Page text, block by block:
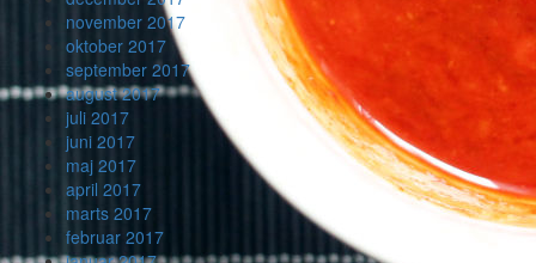
november 2017
oktober 2017
september 2017
august 2017
juli 2017
juni 2017
maj 2017
april 2017
marts 2017
februar 2017